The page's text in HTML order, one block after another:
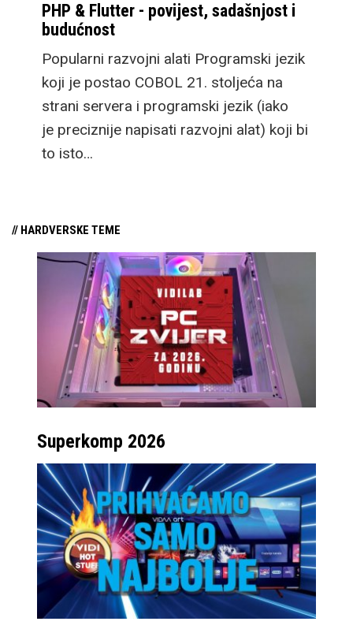
PHP & Flutter - povijest, sadašnjost i
budućnost
Popularni razvojni alati Programski jezik
koji je postao COBOL 21. stoljeća na
strani servera i programski jezik (iako
je preciznije napisati razvojni alat) koji bi
to isto…
// HARDVERSKE TEME
Superkomp 2026